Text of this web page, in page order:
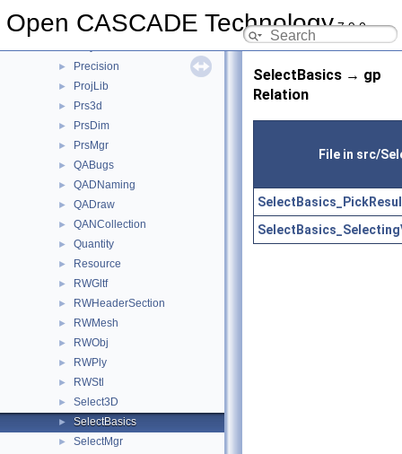
Open CASCADE Technology7.9.0
Plugin
► Precision
► ProjLib
► Prs3d
► PrsDim
► PrsMgr
► QABugs
► QADNaming
► QADraw
► QANCollection
► Quantity
► Resource
► RWGltf
► RWHeaderSection
► RWMesh
► RWObj
► RWPly
► RWStl
► Select3D
► SelectBasics
► SelectMgr
SelectBasics → gp
Relation
File in src/